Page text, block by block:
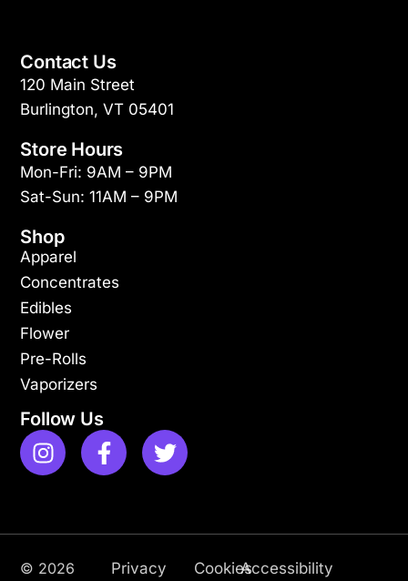
Contact Us
120 Main Street
Burlington, VT 05401
Store Hours
Mon-Fri: 9AM – 9PM
Sat-Sun: 11AM – 9PM
Shop
Apparel
Concentrates
Edibles
Flower
Pre-Rolls
Vaporizers
Follow Us
© 2026 Privacy CookiesAccessibility